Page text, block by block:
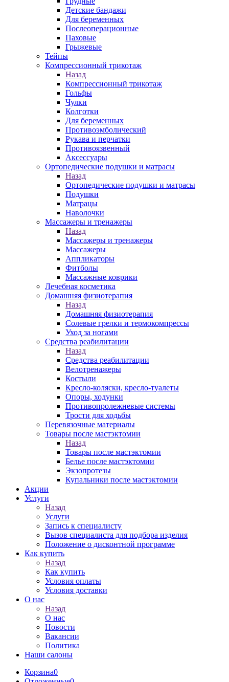
Детские бандажи
Для беременных
Послеоперационные
Паховые
Грыжевые
Тейпы
Компрессионный трикотаж
Назад
Компрессионный трикотаж
Гольфы
Чулки
Колготки
Для беременных
Противоэмболический
Рукава и перчатки
Противоязвенный
Аксессуары
Ортопедические подушки и матрасы
Назад
Ортопедические подушки и матрасы
Подушки
Матрацы
Наволочки
Массажеры и тренажеры
Назад
Массажеры и тренажеры
Массажеры
Аппликаторы
Фитболы
Массажные коврики
Лечебная косметика
Домашняя физиотерапия
Назад
Домашняя физиотерапия
Солевые грелки и термокомпрессы
Уход за ногами
Средства реабилитации
Назад
Средства реабилитации
Велотренажеры
Костыли
Кресло-коляски, кресло-туалеты
Опоры, ходунки
Противопролежневые системы
Трости для ходьбы
Перевязочные материалы
Товары после мастэктомии
Назад
Товары после мастэктомии
Белье после мастэктомии
Экзопротезы
Купальники после мастэктомии
Акции
Услуги
Назад
Услуги
Запись к специалисту
Вызов специалиста для подбора изделия
Положение о дисконтной программе
Как купить
Назад
Как купить
Условия оплаты
Условия доставки
О нас
Назад
О нас
Новости
Вакансии
Политика
Наши салоны
Корзина0